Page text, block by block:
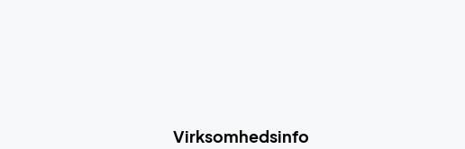
Virksomhedsinfo